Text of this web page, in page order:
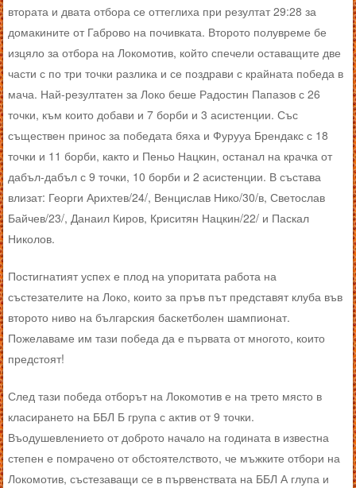
втората и двата отбора се оттеглиха при резултат 29:28 за
домакините от Габрово на почивката. Второто полувреме бе
изцяло за отбора на Локомотив, който спечели оставащите две
части с по три точки разлика и се поздрави с крайната победа в
мача. Най-резултатен за Локо беше Радостин Папазов с 26
точки, към които добави и 7 борби и 3 асистенции. Със
съществен принос за победата бяха и Фурууа Брендакс с 18
точки и 11 борби, както и Пеньо Нацкин, останал на крачка от
дабъл-дабъл с 9 точки, 10 борби и 2 асистенции. В състава
влизат: Георги Арихтев/24/, Венцислав Нико/30/в, Светослав
Байчев/23/, Данаил Киров, Криситян Нацкин/22/ и Паскал
Николов.
Постигнатият успех е плод на упоритата работа на
състезателите на Локо, които за пръв път представят клуба във
второто ниво на българския баскетболен шампионат.
Пожелаваме им тази победа да е първата от многото, които
предстоят!
След тази победа отборът на Локомотив е на трето място в
класирането на ББЛ Б група с актив от 9 точки.
Въодушевлението от доброто начало на годината в известна
степен е помрачено от обстоятелството, че мъжките отбори на
Локомотив, състезаващи се в първенствата на ББЛ А глупа и